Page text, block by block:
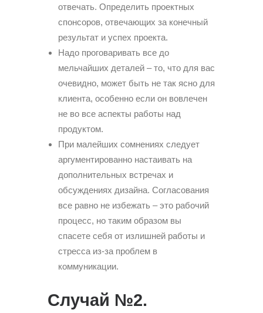
отвечать. Определить проектных
спонсоров, отвечающих за конечный
результат и успех проекта.
Надо проговаривать все до
мельчайших деталей – то, что для вас
очевидно, может быть не так ясно для
клиента, особенно если он вовлечен
не во все аспекты работы над
продуктом.
При малейших сомнениях следует
аргументированно настаивать на
дополнительных встречах и
обсуждениях дизайна. Согласования
все равно не избежать – это рабочий
процесс, но таким образом вы
спасете себя от излишней работы и
стресса из-за проблем в
коммуникации.
Случай №2.